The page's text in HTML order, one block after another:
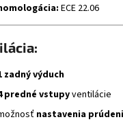
ECE 22.06
zadný výduch
predné vstupyventilácie
nastavenia